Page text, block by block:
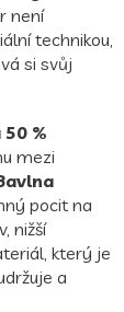
není
technikou,
si svůj
%
mezi
pocit na
nižší
který je
a